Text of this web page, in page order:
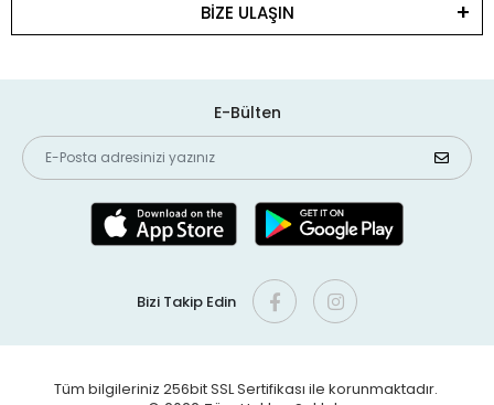
BİZE ULAŞIN
E-Bülten
Bizi Takip Edin
Tüm bilgileriniz 256bit SSL Sertifikası ile korunmaktadır.